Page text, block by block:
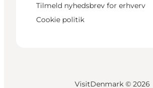
Tilmeld nyhedsbrev for erhverv
Cookie politik
VisitDenmark © 2026